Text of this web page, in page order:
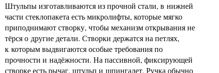
Штульпы изготавливаются из прочной стали, в нижней
части стеклопакета есть микролифты, которые мягко
приподнимают створку, чтобы механизм открывания не
тёрся о другие детали. Створки держатся на петлях,
к которым выдвигаются особые требования по
прочности и надёжности. На пассивной, фиксирующей
створке есть рычаг, штульп и шпингалет. Ручка обычно